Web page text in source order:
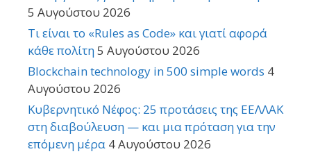
5 Αυγούστου 2026
Τι είναι το «Rules as Code» και γιατί αφορά
κάθε πολίτη5 Αυγούστου 2026
Blockchain technology in 500 simple words 4
Αυγούστου 2026
Κυβερνητικό Νέφος: 25 προτάσεις της ΕΕΛΛΑΚ
στη διαβούλευση — και μια πρόταση για την
επόμενη μέρα 4 Αυγούστου 2026